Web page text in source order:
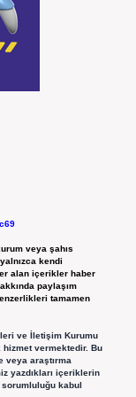
veya şahıs
kendi
alan içerikler haber
paylaşım
tamamen
ve İletişim Kurumu
hizmet vermektedir. Bu
veya araştırma
yazdıkları içeriklerin
kabul